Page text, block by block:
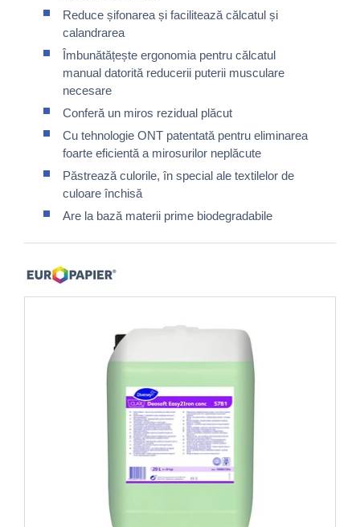
Reduce șifonarea și facilitează călcatul și
calandrarea
Îmbunătățește ergonomia pentru călcatul
manual datorită reducerii puterii musculare
necesare
Conferă un miros rezidual plăcut
Cu tehnologie ONT patentată pentru eliminarea
foarte eficientă a mirosurilor neplăcute
Păstrează culorile, în special ale textilelor de
culoare închisă
Are la bază materii prime biodegradabile